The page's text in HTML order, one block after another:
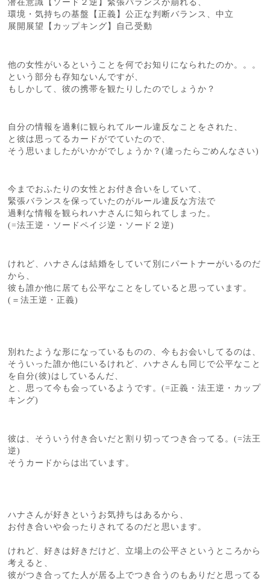
潜在意識【ソード２逆】緊張バランスが崩れる、
環境・気持ちの基盤【正義】公正な判断バランス、中立
展開展望【カップキング】自己受動
他の女性がいるということを何でお知りになられたのか。。。
という部分も存知ないんですが、
もしかして、彼の携帯を観たりしたのでしょうか？
自分の情報を過剰に観られてルール違反なことをされた、
と彼は思ってるカードがでていたので、
そう思いましたがいかがでしょうか？(違ったらごめんなさい)
今までおふたりの女性とお付き合いをしていて、
緊張バランスを保っていたのがルール違反な方法で
過剰な情報を観られハナさんに知られてしまった。
(=法王逆・ソードペイジ逆・ソード２逆)
けれど、ハナさんは結婚をしていて別にパートナーがいるのだ
から、
彼も誰か他に居ても公平なことをしていると思っています。
(＝法王逆・正義)
別れたような形になっているものの、今もお会いしてるのは、
そういった誰か他にいるけれど、ハナさんも同じで公平なこと
を自分(彼)はしているんだ、
と、思って今も会っているようです。(=正義・法王逆・カップ
キング)
彼は、そういう付き合いだと割り切ってつき合ってる。(=法王
逆)
そうカードからは出ています。
ハナさんが好きというお気持ちはあるから、
お付き合いや会ったりされてるのだと思います。
けれど、好きは好きだけど、立場上の公平さというところから
考えると、
彼がつき合ってた人が居る上でつき合うのもありだと思ってる